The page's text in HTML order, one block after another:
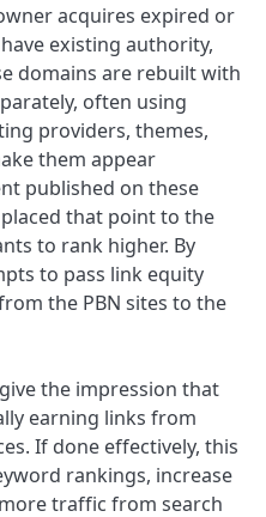
acquires expired or
existing authority,
domains are rebuilt with
often using
providers, themes,
them appear
published on these
that point to the
to rank higher. By
to pass link equity
the PBN sites to the
the impression that
earning links from
If done effectively, this
rankings, increase
traffic from search